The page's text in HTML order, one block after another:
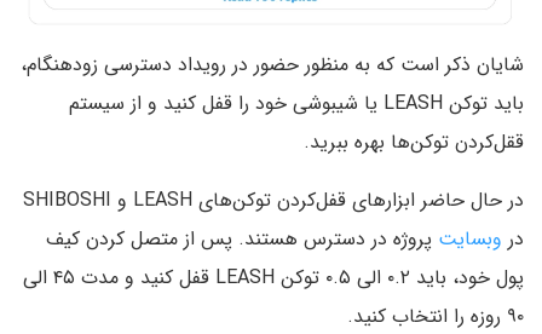
شایان ذکر است که به منظور حضور در رویداد دسترسی زودهنگام،
باید توکن LEASH یا شیبوشی خود را قفل کنید و از سیستم
ققل‌کردن توکن‌ها بهره ببرید.
در حال حاضر ابزارهای قفل‌کردن توکن‌های LEASH و SHIBOSHI
در وبسایت پروژه در دسترس هستند. پس از متصل کردن کیف
پول خود، باید ۰.۲ الی ۰.۵ توکن LEASH قفل کنید و مدت ۴۵ الی
۹۰ روزه را انتخاب کنید.